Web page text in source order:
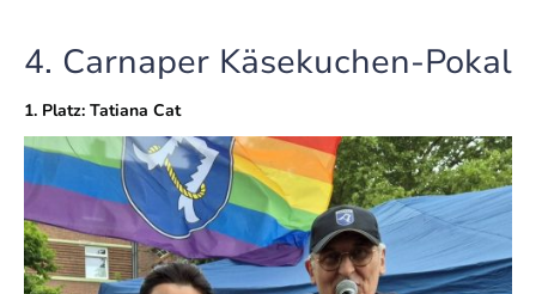
4. Carnaper Käsekuchen-Pokal
1. Platz: Tatiana Cat